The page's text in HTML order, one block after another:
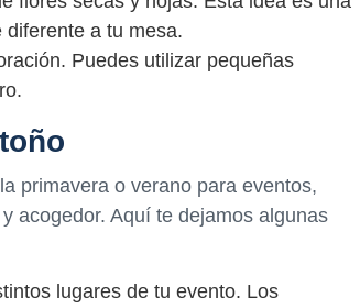
a tu mesa.
Puedes utilizar pequeñas
primavera o verano para eventos,
acogedor. Aquí te dejamos algunas
lugares de tu evento. Los